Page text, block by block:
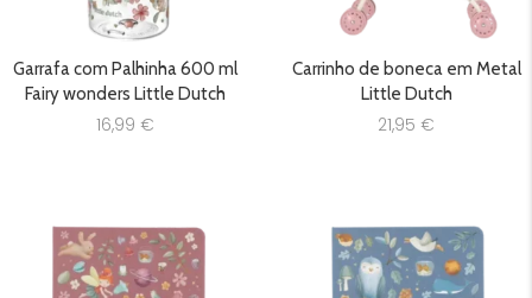
Garrafa com Palhinha 600 ml
Fairy wonders Little Dutch
16,99 €
Carrinho de boneca em Metal
Little Dutch
21,95 €